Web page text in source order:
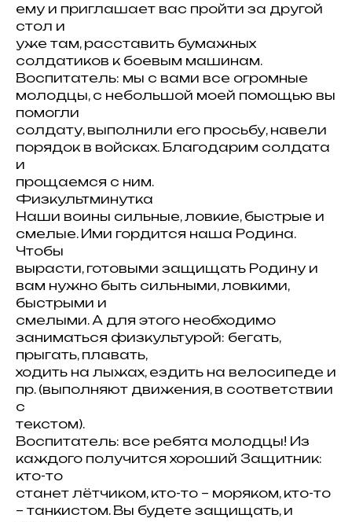
ему и приглашает вас пройти за другой
стол и
уже там, расставить бумажных
солдатиков к боевым машинам.
Воспитатель: мы с вами все огромные
молодцы, с небольшой моей помощью вы
помогли
солдату, выполнили его просьбу, навели
порядок в войсках. Благодарим солдата
и
прощаемся с ним.
Физкультминутка
Наши воины сильные, ловкие, быстрые и
смелые. Ими гордится наша Родина.
Чтобы
вырасти, готовыми защищать Родину и
вам нужно быть сильными, ловкими,
быстрыми и
смелыми. А для этого необходимо
заниматься физкультурой: бегать,
прыгать, плавать,
ходить на лыжах, ездить на велосипеде и
пр. (выполняют движения, в соответствии
с
текстом).
Воспитатель: все ребята молодцы! Из
каждого получится хороший Защитник:
кто-то
станет лётчиком, кто-то – моряком, кто-то
– танкистом. Вы будете защищать, и